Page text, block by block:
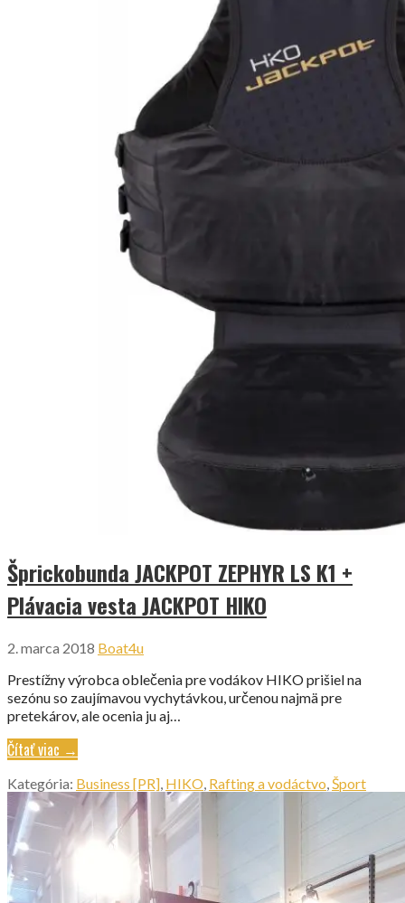
Šprickobunda JACKPOT ZEPHYR LS K1 +
Plávacia vesta JACKPOT HIKO
2. marca 2018 Boat4u
Prestížny výrobca oblečenia pre vodákov HIKO prišiel na
sezónu so zaujímavou vychytávkou, určenou najmä pre
pretekárov, ale ocenia ju aj…
Čítať viac →
Kategória: Business [PR] HIKO Rafting a vodáctvo Šport